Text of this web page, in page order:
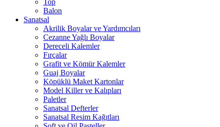
Top
Balon
Sanatsal
Akrilik Boyalar ve Yardımcıları
Cezanne Yağlı Boyalar
Dereceli Kalemler
Fırçalar
Grafit ve Kömür Kalemler
Guaj Boyalar
Köpüklü Maket Kartonlar
Model Killer ve Kalıpları
Paletler
Sanatsal Defterler
Sanatsal Resim Kağıtları